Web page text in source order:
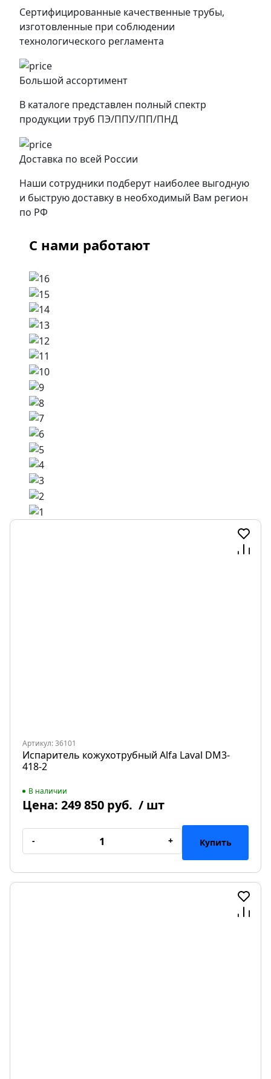
Сертифицированные качественные трубы,
изготовленные при соблюдении
технологического регламента
Большой ассортимент
В каталоге представлен полный спектр
продукции труб ПЭ/ППУ/ПП/ПНД
Доставка по всей России
Наши сотрудники подберут наиболее выгодную
и быструю доставку в необходимый Вам регион
по РФ
С нами работают
Артикул: 36101
Испаритель кожухотрубный Alfa Laval DM3-
418-2
В наличии
Цена: 249 850 руб. / шт
- + Купить